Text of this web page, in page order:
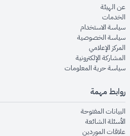
عن الهيئةopens in new window
الخدماتopens in new window
سياسة الاستخدام
سياسة الخصوصيةopens in new window
المركز الإعلاميopens in new window
المشاركة الإلكترونيةopens in new window
سياسة حرية المعلوماتopens in new window
روابط مهمة
البيانات المفتوحةopens in new window
الأسئلة الشائعةopens in new window
علاقات الموردينopens in new window